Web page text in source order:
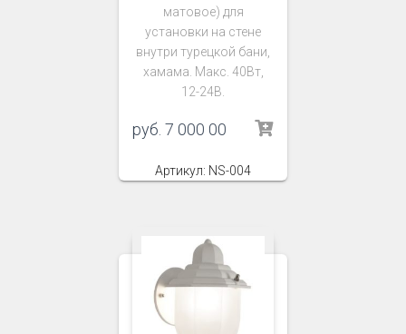
матовое) для
установки на стене
внутри турецкой бани,
хамама. Макс. 40Вт,
12-24В.
руб. 7 000 00
Артикул: NS-004